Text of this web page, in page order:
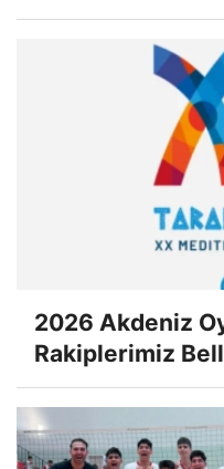
2026 Akdeniz
Rakiplerimiz